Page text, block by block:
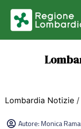
Lombardia Notizie /
Autore:Monica